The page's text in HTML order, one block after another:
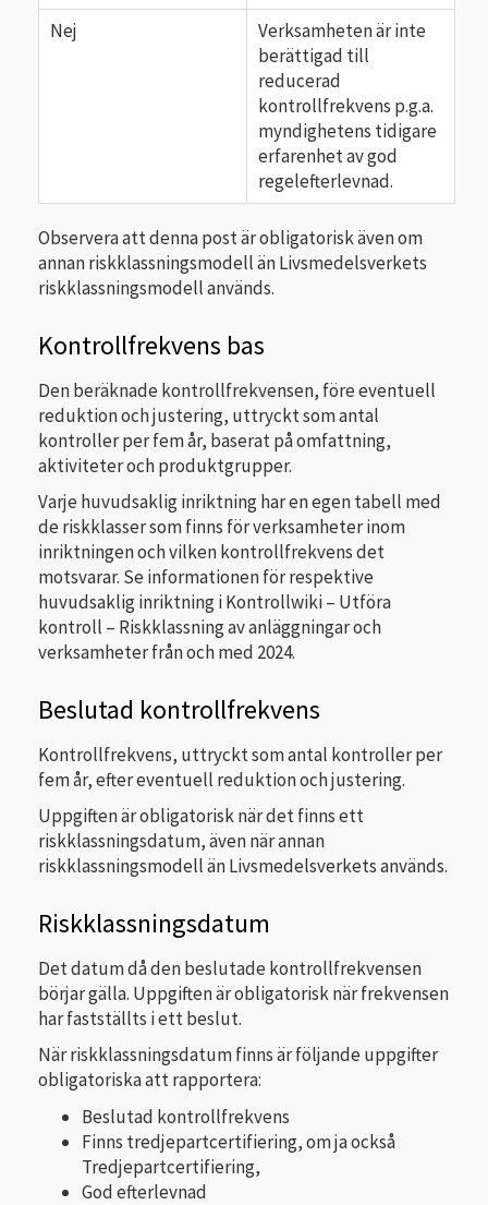
Nej
Verksamheten är inte
berättigad till
reducerad
kontrollfrekvens p.g.a.
myndighetens tidigare
erfarenhet av god
regelefterlevnad.
Observera att denna post är obligatorisk även om
annan riskklassningsmodell än Livsmedelsverkets
riskklassningsmodell används.
Kontrollfrekvens bas
Den beräknade kontrollfrekvensen, före eventuell
reduktion och justering, uttryckt som antal
kontroller per fem år, baserat på omfattning,
aktiviteter och produktgrupper.
Varje huvudsaklig inriktning har en egen tabell med
de riskklasser som finns för verksamheter inom
inriktningen och vilken kontrollfrekvens det
motsvarar. Se informationen för respektive
huvudsaklig inriktning i Kontrollwiki – Utföra
kontroll – Riskklassning av anläggningar och
verksamheter från och med 2024.
Beslutad kontrollfrekvens
Kontrollfrekvens, uttryckt som antal kontroller per
fem år, efter eventuell reduktion och justering.
Uppgiften är obligatorisk när det finns ett
riskklassningsdatum, även när annan
riskklassningsmodell än Livsmedelsverkets används.
Riskklassningsdatum
Det datum då den beslutade kontrollfrekvensen
börjar gälla. Uppgiften är obligatorisk när frekvensen
har fastställts i ett beslut.
När riskklassningsdatum finns är följande uppgifter
obligatoriska att rapportera:
Beslutad kontrollfrekvens
Finns tredjepartcertifiering, om ja också
Tredjepartcertifiering,
God efterlevnad